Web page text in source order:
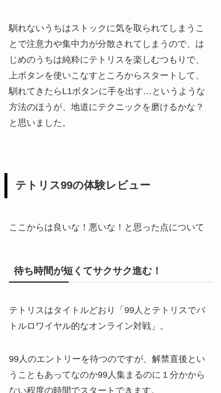
馴れないうちはストックに気を取られてしまうこ
とで注意力や集中力が分散されてしまうので、は
じめのうちは純粋にテトリスを楽しむつもりで、
上ボタンを使いこなすところからスタートして、
馴れてきたらL1ボタンに手を出す…というような
方法のほうが、地道にテクニックを磨けるかな？
と思いました。
テトリス99の体験レビュー
ここからは良いな！悪いな！と思った点について
待ち時間が短くてサクサク進む！
テトリスはタイトルどおり「99人とテトリスでバ
トルロワイヤル的なオンライン対戦」。
99人のエントリーを待つのですが、解禁直後とい
うこともあってなのか99人集まるのに１分かから
ない程度の時間でスタートできます。